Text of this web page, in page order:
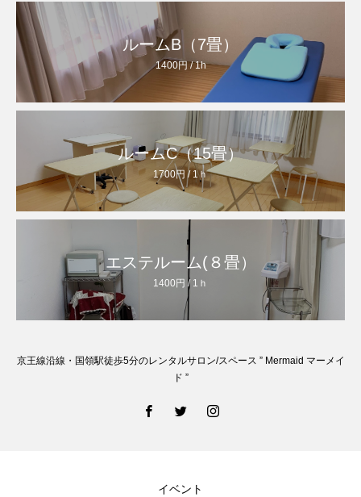
ルームB（7畳）
1400円 / 1h
ルームC（15畳）
1700円 / 1ｈ
エステルーム(８畳）
1400円 / 1ｈ
京王線沿線・国領駅徒歩5分のレンタルサロン/スペース ” Mermaid マーメイ
ド ”
イベント